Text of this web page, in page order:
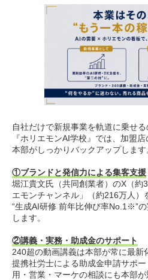
自社だけで新規事業を軌道に乗せる
『ホリエモンAI学校』では、加盟
本部がしっかりバックアップします
①ブランドと発信力による集客支援
堀江貴文氏（共同創業者）のX（約
エモンチャンネル」（約216万人）
“生成AI研修 前年比伸び率No.1※”
します。
②講義・実務・助成金のサポート
240超の動画講義は本部が常に最新
提携社労士による助成金申請サポ
用・営業・マーケの相談にも本部が